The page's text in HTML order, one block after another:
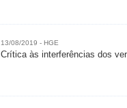
13/08/2019 - HGE
Crítica às interferências dos